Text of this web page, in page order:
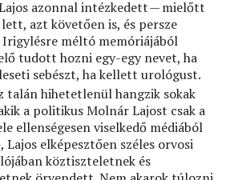
azonnal intézkedett — mielőtt
azt követően is, és persze
Irigylésre méltó memóriájából
tudott hozni egy-egy nevet, ha
sebészt, ha kellett urológust.
talán hihetetlenül hangzik sokak
a politikus Molnár Lajost csak a
ellenségesen viselkedő médiából
Lajos elképesztően széles orvosi
köztiszteletnek és